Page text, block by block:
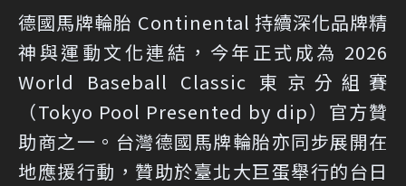
德國馬牌輪胎 Continental 持續深化品牌精
神與運動文化連結，今年正式成為 2026
World Baseball Classic 東京分組賽
（Tokyo Pool Presented by dip）官方贊
助商之一。台灣德國馬牌輪胎亦同步展開在
地應援行動，贊助於臺北大巨蛋舉行的台日